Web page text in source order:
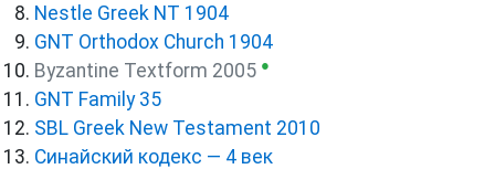
Nestle Greek NT 1904
GNT Orthodox Church 1904
Byzantine Textform 2005 ●
GNT Family 35
SBL Greek New Testament 2010
Синайский кодекс — 4 век